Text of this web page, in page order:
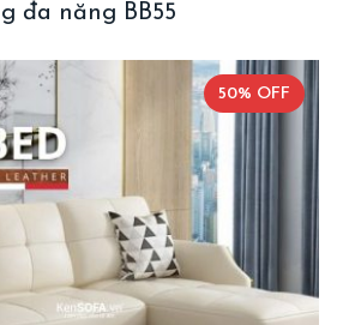
đa năng BB55
50% OFF